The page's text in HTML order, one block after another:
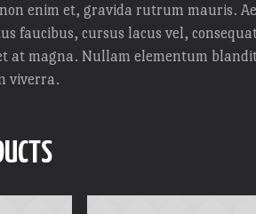
enim et, gravida rutrum mauris.
faucibus, cursus lacus vel,
at magna. Nullam elementum
viverra.